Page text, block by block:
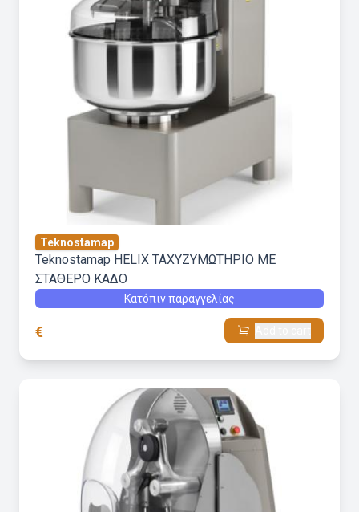
Teknostamap
Teknostamap HELIX ΤΑΧΥΖΥΜΩΤΗΡΙΟ ΜΕ
ΣΤΑΘΕΡΟ ΚΑΔΟ
Κατόπιν παραγγελίας
€